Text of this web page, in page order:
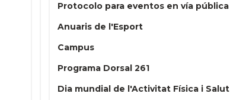
Protocolo para eventos en vía pública
Anuaris de l'Esport
Campus
Programa Dorsal 261
Dia mundial de l'Activitat Física i Salut